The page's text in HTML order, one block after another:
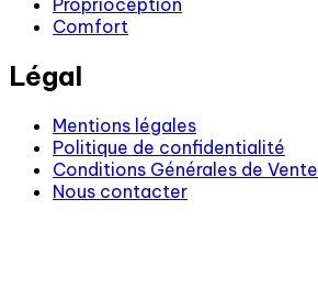
Proprioception
Comfort
Légal
Mentions légales
Politique de confidentialité
Conditions Générales de Vente
Nous contacter